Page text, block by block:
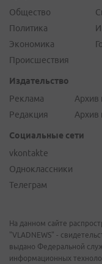
Общество
Политика
Экономика
Происшествия
Издательство
Реклама
Редакция
Архив
Архив
Социальные сети
vkontakte
Одноклассники
Телеграм
На данном сайте
"VLADNEWS" -
выдано Федеральной
информационных